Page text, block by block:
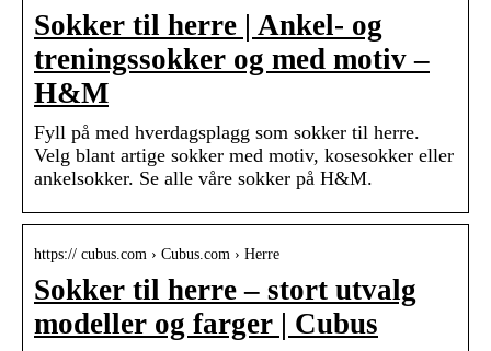
Sokker til herre | Ankel- og
treningssokker og med motiv –
H&M
Fyll på med hverdagsplagg som sokker til herre.
Velg blant artige sokker med motiv, kosesokker eller
ankelsokker. Se alle våre sokker på H&M.
https:// cubus.com › Cubus.com › Herre
Sokker til herre – stort utvalg
modeller og farger | Cubus